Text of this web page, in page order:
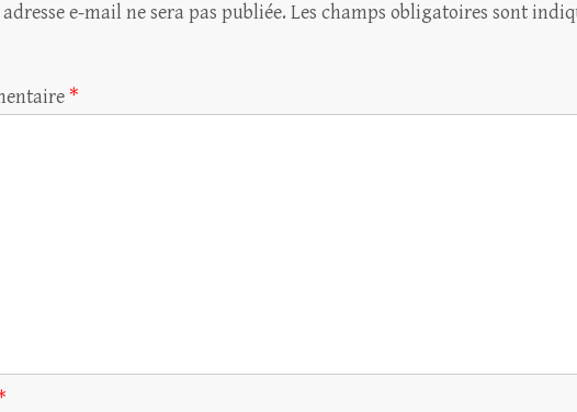
e-mail ne sera pas publiée. Les champs obligatoires sont
*